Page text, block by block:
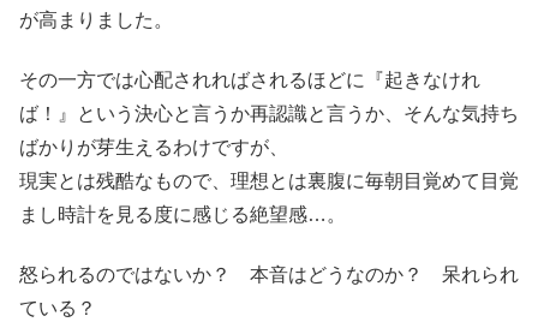
が高まりました。
その一方では心配されればされるほどに『起きなけれ
ば！』という決心と言うか再認識と言うか、そんな気持ち
ばかりが芽生えるわけですが、
現実とは残酷なもので、理想とは裏腹に毎朝目覚めて目覚
まし時計を見る度に感じる絶望感…。
怒られるのではないか？ 本音はどうなのか？ 呆れられ
ている？